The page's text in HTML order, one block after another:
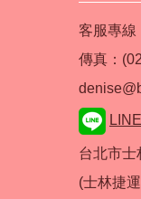
客服專線
傳真：
台北市士
(士林捷